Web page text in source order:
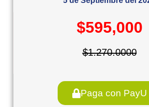
$595,000
$1.270.0000
Paga con PayU